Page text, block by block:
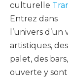
culturelle
Entrez dans
l’univers
artistiques,
palet, des
ouverte y